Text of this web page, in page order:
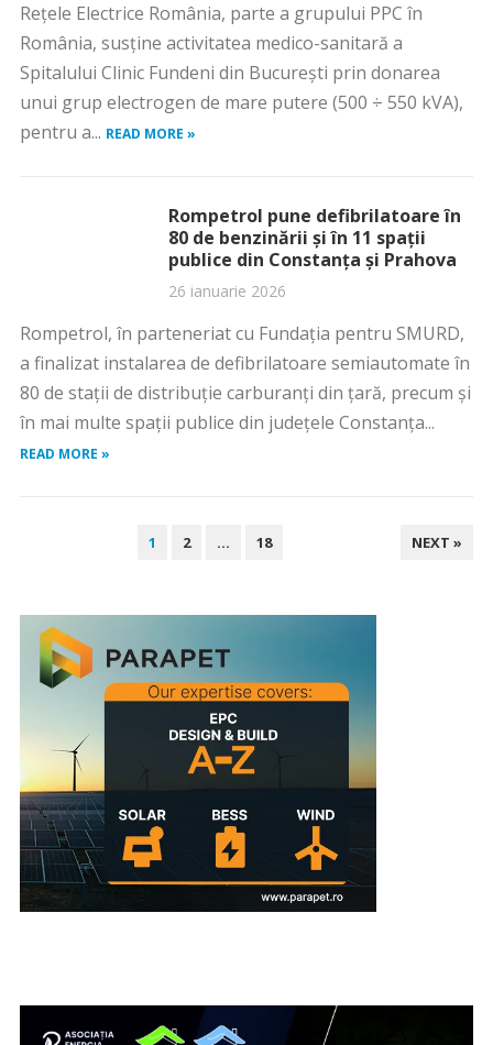
Rețele Electrice România, parte a grupului PPC în
România, susține activitatea medico-sanitară a
Spitalului Clinic Fundeni din București prin donarea
unui grup electrogen de mare putere (500 ÷ 550 kVA),
pentru a... READ MORE »
Rompetrol pune defibrilatoare în
80 de benzinării și în 11 spații
publice din Constanța și Prahova
26 ianuarie 2026
Rompetrol, în parteneriat cu Fundația pentru SMURD,
a finalizat instalarea de defibrilatoare semiautomate în
80 de stații de distribuție carburanți din țară, precum și
în mai multe spații publice din județele Constanța...
READ MORE »
1 2 … 18 NEXT »